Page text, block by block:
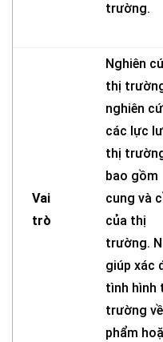
trường.
Vai
trò
Nghiên
thị
nghiên
các lực
thị
bao gồm
cung và
của thị
trường.
giúp xác
tình hình
trường
phẩm